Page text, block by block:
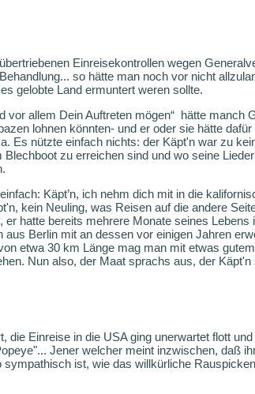
Einreisekontrollen wegen
so hätte man noch vor nicht
gelobte Land ermuntert weren sollte.
vor allem Dein Auftreten mögen“ hätte manch
lohnen könnten- und er oder sie hätte
Es nützte einfach nichts: der Käpt'n war zu
zu erreichen sind und wo seine
Käpt’n, ich nehm dich mit in die
kein Neuling, was Reisen auf die andere
hatte bereits mehrere Monate seines
Berlin mit an dessen vor einigen Jahren
etwa 30 km Länge mag man mit etwas
Nun also, der Maat sprachs aus, der
die Einreise in die USA ging unerwartet flott
Jener welcher meint inzwischen, daß
ist, wie das willkürliche